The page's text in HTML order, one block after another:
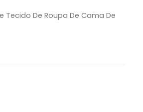
Tecido De Roupa De Cama De